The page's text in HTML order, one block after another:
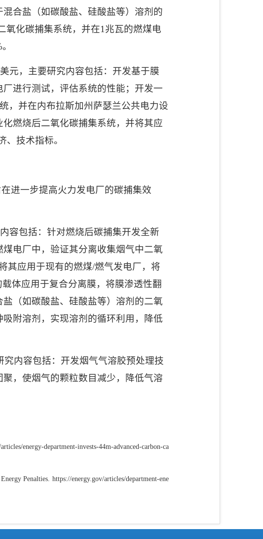
合盐（如碳酸盐、硅酸盐等）溶剂的
氧化碳捕集系统，并在1 兆瓦的燃煤电
。
元，主要研究内容包括：开发基于膜
进行测试，评估系统的性能；开发一
，并在内布拉斯加州萨瑟兰公共电力设
燃烧后二氧化碳捕集系统，并将其应
、技术指标。
进一步提高火力发电厂的碳捕集效
容包括：针对燃烧后碳捕集开发全新
电厂中，验证其分离收集烟气中二氧
其应用于现有的燃煤/燃气发电厂，将
体应用于复合分离膜，将膜渗透性翻
（如碳酸盐、硅酸盐等）溶剂的二氧
附溶剂，实现溶剂的循环利用，降低
究内容包括：开发烟气气溶胶预处理技
，使烟气的颗粒数目减少，降低气溶
energy-department-invests-44m-advanced-carbon-ca
Penalties. https://energy.gov/articles/department-ene